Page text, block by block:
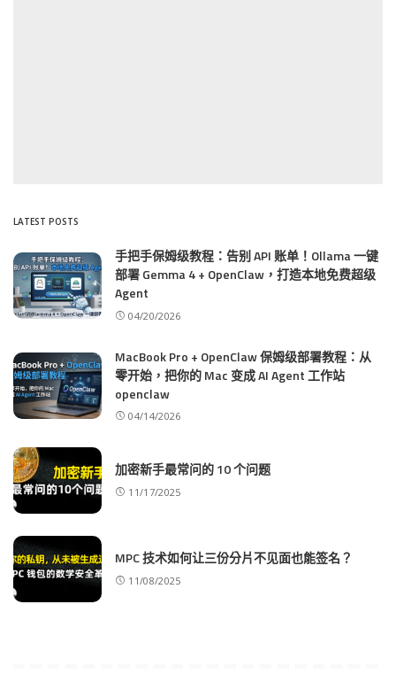
LATEST POSTS
手把手保姆级教程：告别 API 账单！Ollama 一键
部署 Gemma 4 + OpenClaw，打造本地免费超级
Agent
04/20/2026
MacBook Pro + OpenClaw 保姆级部署教程：从
零开始，把你的 Mac 变成 AI Agent 工作站
openclaw
04/14/2026
加密新手最常问的 10 个问题
11/17/2025
MPC 技术如何让三份分片不见面也能签名？
11/08/2025